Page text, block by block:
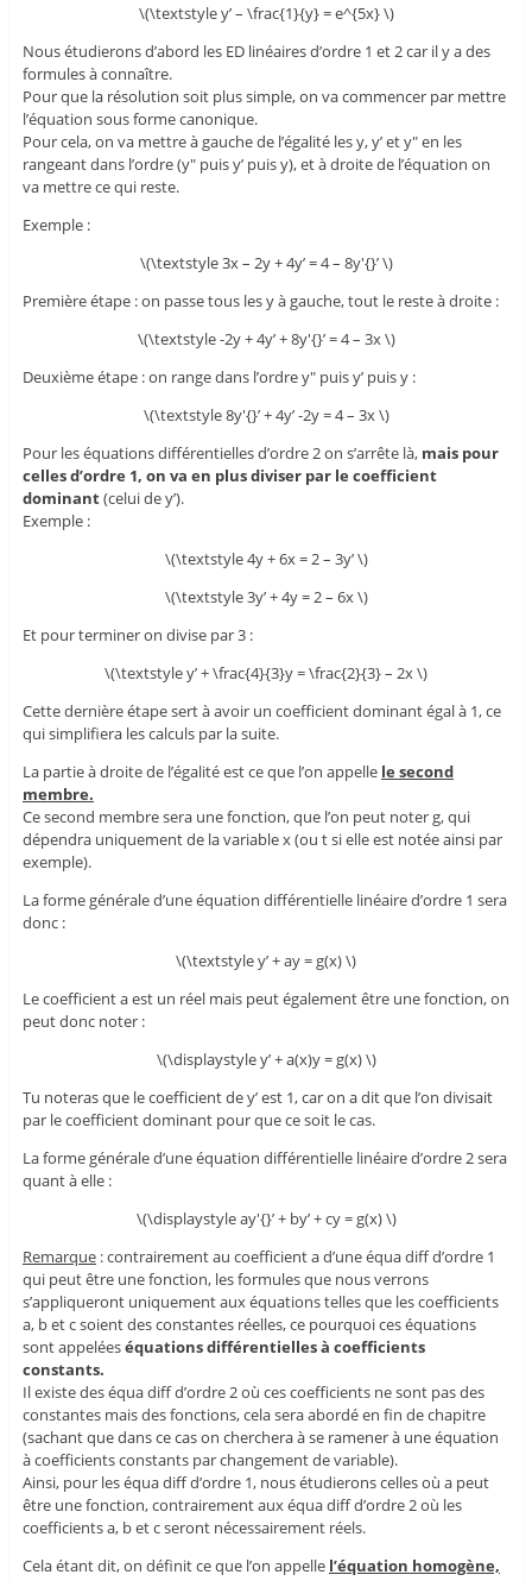
\(\textstyle y’ – \frac{1}{y} = e^{5x} \)
Nous étudierons d’abord les ED linéaires d’ordre 1 et 2 car il y a des
formules à connaître.
Pour que la résolution soit plus simple, on va commencer par mettre
l’équation sous forme canonique.
Pour cela, on va mettre à gauche de l’égalité les y, y’ et y" en les
rangeant dans l’ordre (y" puis y’ puis y), et à droite de l’équation on
va mettre ce qui reste.
Exemple :
\(\textstyle 3x – 2y + 4y’ = 4 – 8y'{}’ \)
Première étape : on passe tous les y à gauche, tout le reste à droite :
\(\textstyle -2y + 4y’ + 8y'{}’ = 4 – 3x \)
Deuxième étape : on range dans l’ordre y" puis y’ puis y :
\(\textstyle 8y'{}’ + 4y’ -2y = 4 – 3x \)
Pour les équations différentielles d’ordre 2 on s’arrête là, mais pour
celles d’ordre 1, on va en plus diviser par le coefficient
dominant(celui de y’).
Exemple :
\(\textstyle 4y + 6x = 2 – 3y’ \)
\(\textstyle 3y’ + 4y = 2 – 6x \)
Et pour terminer on divise par 3 :
\(\textstyle y’ + \frac{4}{3}y = \frac{2}{3} – 2x \)
Cette dernière étape sert à avoir un coefficient dominant égal à 1, ce
qui simplifiera les calculs par la suite.
La partie à droite de l’égalité est ce que l’on appelle le second
membre.
Ce second membre sera une fonction, que l’on peut noter g, qui
dépendra uniquement de la variable x (ou t si elle est notée ainsi par
exemple).
La forme générale d’une équation différentielle linéaire d’ordre 1 sera
donc :
\(\textstyle y’ + ay = g(x) \)
Le coefficient a est un réel mais peut également être une fonction, on
peut donc noter :
\(\displaystyle y’ + a(x)y = g(x) \)
Tu noteras que le coefficient de y’ est 1, car on a dit que l’on divisait
par le coefficient dominant pour que ce soit le cas.
La forme générale d’une équation différentielle linéaire d’ordre 2 sera
quant à elle :
\(\displaystyle ay'{}’ + by’ + cy = g(x) \)
Remarque: contrairement au coefficient a d’une équa diff d’ordre 1
qui peut être une fonction, les formules que nous verrons
s’appliqueront uniquement aux équations telles que les coefficients
a, b et c soient des constantes réelles, ce pourquoi ces équations
sont appeléeséquations différentielles à coefficients
constants.
Il existe des équa diff d’ordre 2 où ces coefficients ne sont pas des
constantes mais des fonctions, cela sera abordé en fin de chapitre
(sachant que dans ce cas on cherchera à se ramener à une équation
à coefficients constants par changement de variable).
Ainsi, pour les équa diff d’ordre 1, nous étudierons celles où a peut
être une fonction, contrairement aux équa diff d’ordre 2 où les
coefficients a, b et c seront nécessairement réels.
Cela étant dit, on définit ce que l’on appelle l’équation homogène,